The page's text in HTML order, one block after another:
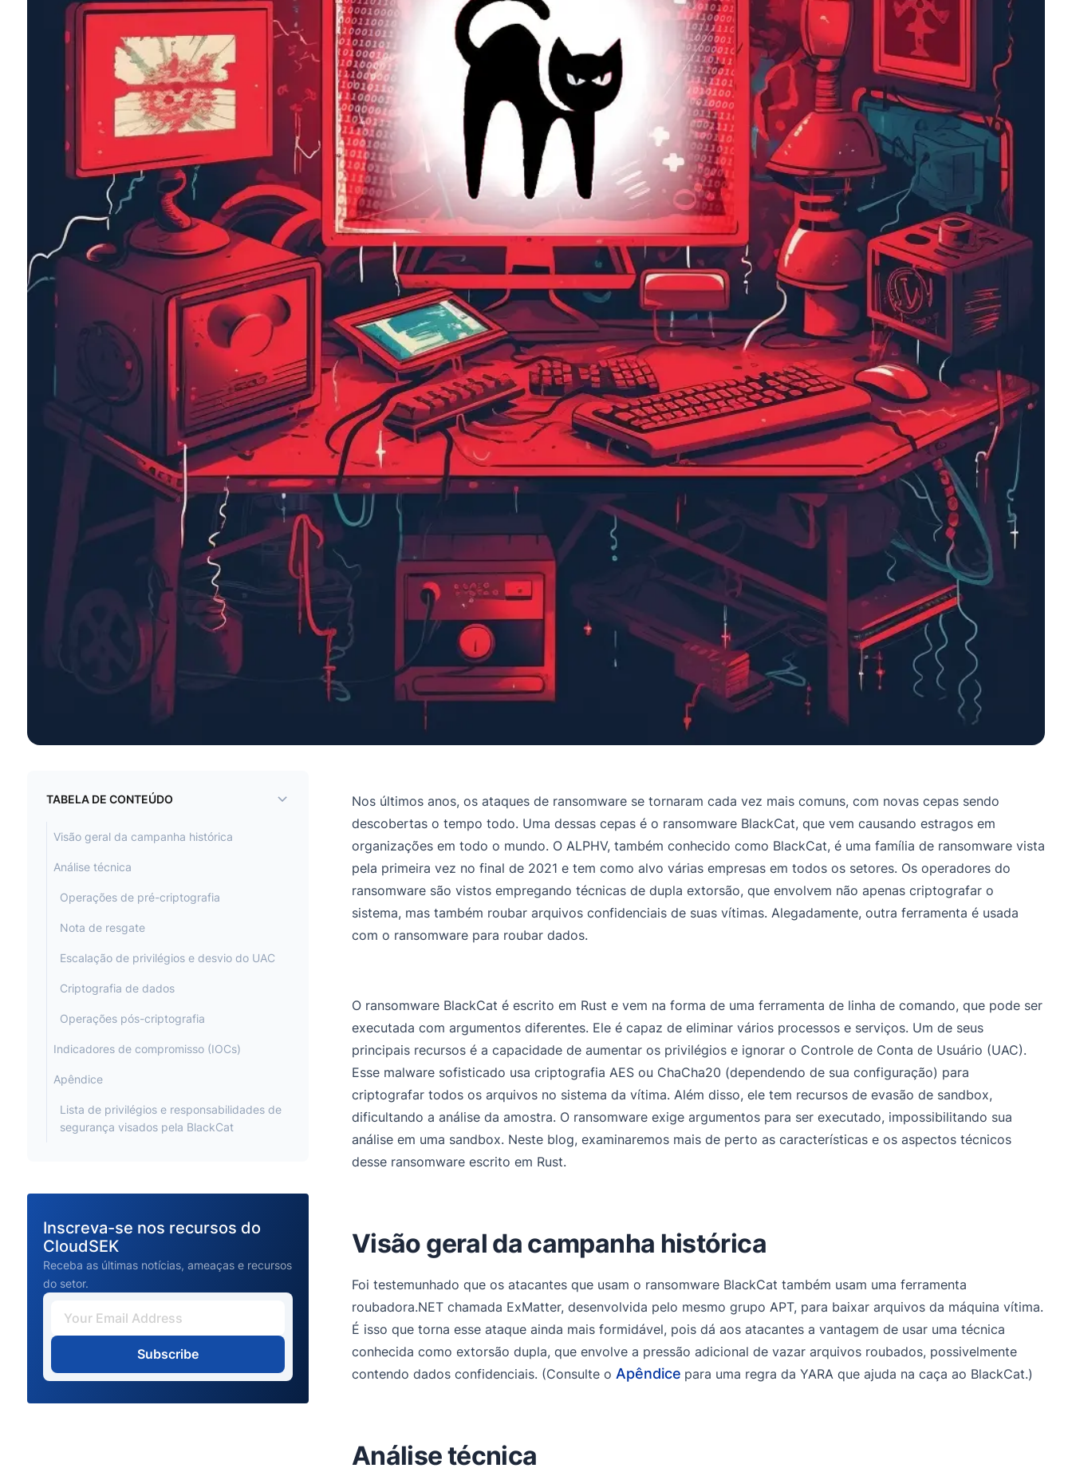
TABELA DE CONTEÚDO
Visão geral da campanha histórica
Análise técnica
Operações de pré-criptografia
Nota de resgate
Escalação de privilégios e desvio do UAC
Criptografia de dados
Operações pós-criptografia
Indicadores de compromisso (IOCs)
Apêndice
Lista de privilégios e responsabilidades de
segurança visados pela BlackCat
Inscreva-se nos recursos do
CloudSEK
Receba as últimas notícias, ameaças e recursos
do setor.
Subscribe
Nos últimos anos, os ataques de ransomware se tornaram cada vez mais comuns, com novas cepas sendo
descobertas o tempo todo. Uma dessas cepas é o ransomware BlackCat, que vem causando estragos em
organizações em todo o mundo. O ALPHV, também conhecido como BlackCat, é uma família de ransomware vista
pela primeira vez no final de 2021 e tem como alvo várias empresas em todos os setores. Os operadores do
ransomware são vistos empregando técnicas de dupla extorsão, que envolvem não apenas criptografar o
sistema, mas também roubar arquivos confidenciais de suas vítimas. Alegadamente, outra ferramenta é usada
com o ransomware para roubar dados.
O ransomware BlackCat é escrito em Rust e vem na forma de uma ferramenta de linha de comando, que pode ser
executada com argumentos diferentes. Ele é capaz de eliminar vários processos e serviços. Um de seus
principais recursos é a capacidade de aumentar os privilégios e ignorar o Controle de Conta de Usuário (UAC).
Esse malware sofisticado usa criptografia AES ou ChaCha20 (dependendo de sua configuração) para
criptografar todos os arquivos no sistema da vítima. Além disso, ele tem recursos de evasão de sandbox,
dificultando a análise da amostra. O ransomware exige argumentos para ser executado, impossibilitando sua
análise em uma sandbox. Neste blog, examinaremos mais de perto as características e os aspectos técnicos
desse ransomware escrito em Rust.
Visão geral da campanha histórica
Foi testemunhado que os atacantes que usam o ransomware BlackCat também usam uma ferramenta
roubadora.NET chamada ExMatter, desenvolvida pelo mesmo grupo APT, para baixar arquivos da máquina vítima.
É isso que torna esse ataque ainda mais formidável, pois dá aos atacantes a vantagem de usar uma técnica
conhecida como extorsão dupla, que envolve a pressão adicional de vazar arquivos roubados, possivelmente
contendo dados confidenciais. (Consulte o Apêndice para uma regra da YARA que ajuda na caça ao BlackCat.)
Análise técnica